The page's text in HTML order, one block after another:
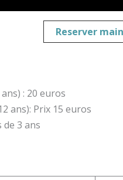
Reserver
: 20 euros
ans): Prix 15 euros
3 ans